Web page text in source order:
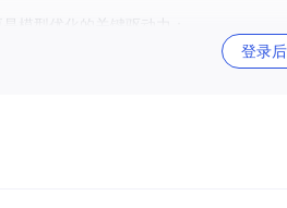
模型优化的关键驱动力：
立元数据评估体系，将为后续所有模型
登录